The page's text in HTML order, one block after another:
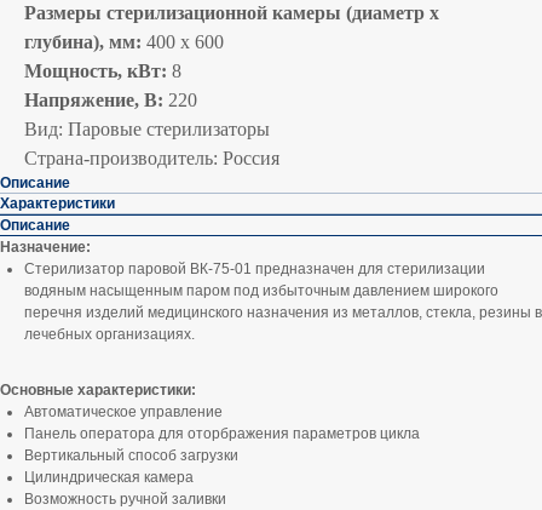
Размеры стерилизационной камеры (диаметр х
глубина), мм: 400 х 600
Мощность, кВт: 8
Напряжение, В: 220
Вид: Паровые стерилизаторы
Страна-производитель: Россия
Описание
Характеристики
Описание
Назначение:
Стерилизатор паровой ВК-75-01 предназначен для стерилизации
водяным насыщенным паром под избыточным давлением широкого
перечня изделий медицинского назначения из металлов, стекла, резины в
лечебных организациях.
Основные характеристики:
Автоматическое управление
Панель оператора для оторбражения параметров цикла
Вертикальный способ загрузки
Цилиндрическая камера
Возможность ручной заливки